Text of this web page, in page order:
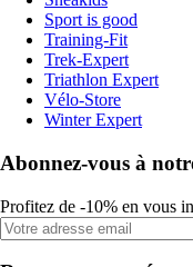
Sport is good
Training-Fit
Trek-Expert
Triathlon Expert
Vélo-Store
Winter Expert
Abonnez-vous à
Profitez de -10% en vous